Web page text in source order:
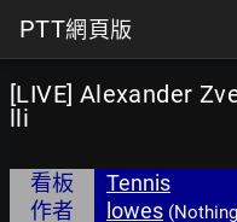
PTT網頁版
[LIVE] Alexander
lli
看板
Tennis
作者
lowes